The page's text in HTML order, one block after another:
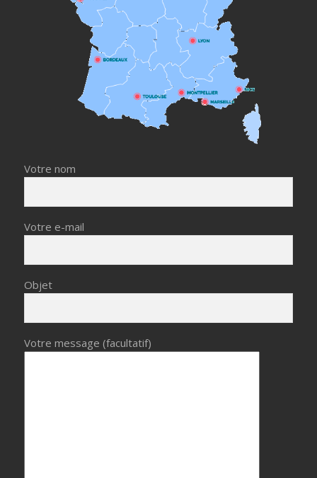
Votre nom
Votre e-mail
Objet
Votre message (facultatif)